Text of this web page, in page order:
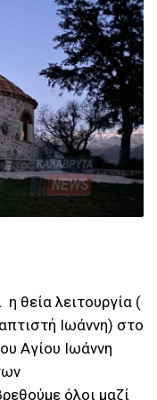
θεία λειτουργία (
Ιωάννη) στο
Αγίου Ιωάννη
όλοι μαζί